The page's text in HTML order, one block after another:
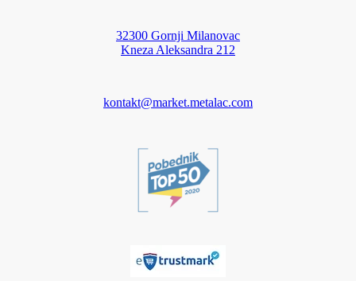
32300 Gornji Milanovac
Kneza Aleksandra 212
kontakt@market.metalac.com